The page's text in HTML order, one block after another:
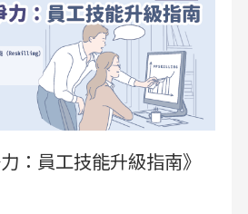
：員工技能升級指南》